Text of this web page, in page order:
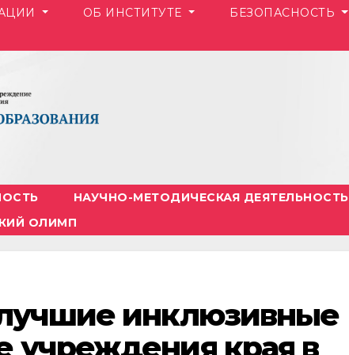
ОБ ИНСТИТУТЕ
БЕЗОПАСНОСТЬ
НАУЧНО-МЕТОДИЧЕСКАЯ ДЕЯТЕЛЬНОСТЬ
ОЛИМП
инклюзивные